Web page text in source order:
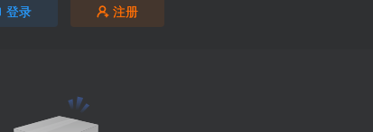
登录 注册